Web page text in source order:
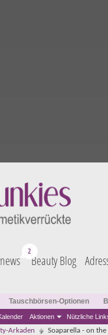
Beauty Blog
Aktionen Nützliche
Tauschbörsen-Optionen
Arkaden Soaparella - on